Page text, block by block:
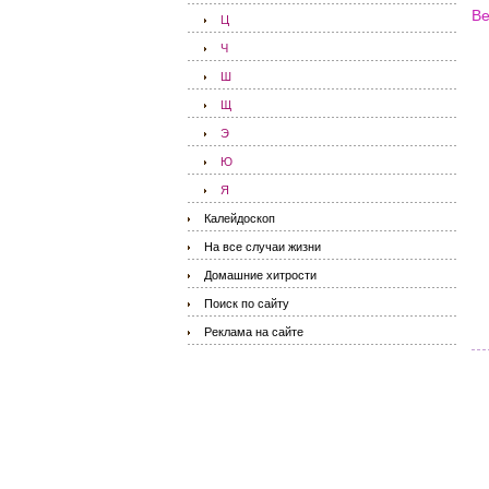
Ц
Ч
Ш
Щ
Э
Ю
Я
Калейдоскоп
На все случаи жизни
Домашние хитрости
Поиск по сайту
Реклама на сайте